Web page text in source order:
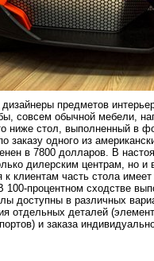
предметов
совсем обычной мебели,
ниже стол, выполненный в
заказу одного из
в 7800 долларов. В
дилерским центрам, но и
клиентам часть стола
100-процентном сходстве
доступны в различных
отдельных деталей
и заказа